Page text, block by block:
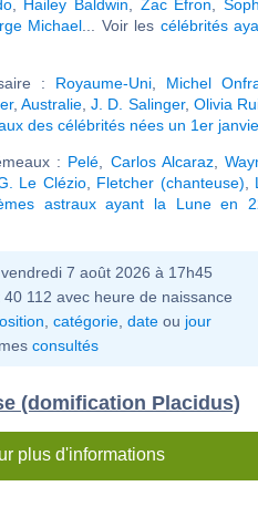
, Hailey Baldwin Zac Efron ,
Michael ... Voir les célébrités
: Royaume-Uni, Michel
,Australie ,J. D. Salinger, Olivia
des célébrités nées un 1er
: Pelé Carlos Alcaraz,
Le Clézio, Fletcher (chanteuse)
astraux ayant la Lune en
7 août 2026 à 17h45
112 avec heure de naissance
catégorie date ou jour
consultés
(domification Placidus)
plus d'informations